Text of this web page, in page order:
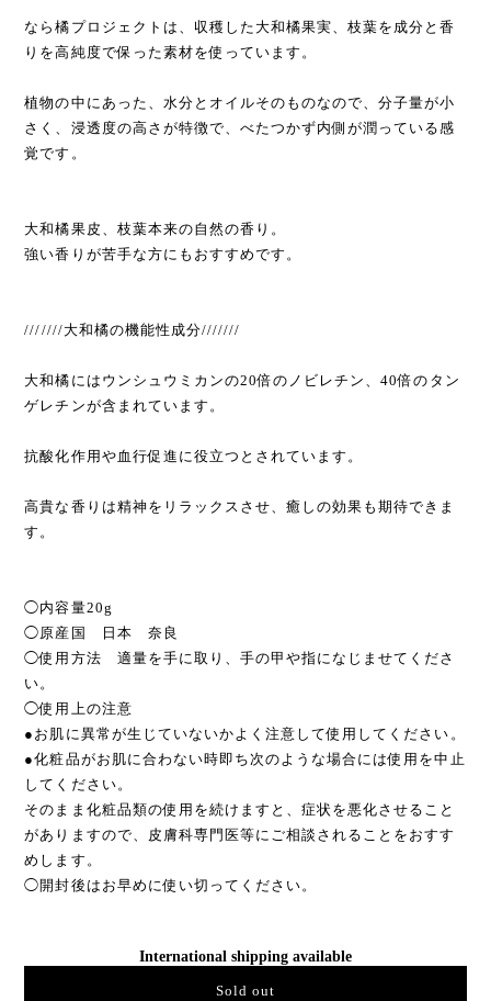
なら橘プロジェクトは、収穫した大和橘果実、枝葉を成分と香
りを高純度で保った素材を使っています。
植物の中にあった、水分とオイルそのものなので、分子量が小
さく、浸透度の高さが特徴で、べたつかず内側が潤っている感
覚です。
大和橘果皮、枝葉本来の自然の香り。
強い香りが苦手な方にもおすすめです。
///////大和橘の機能性成分///////
大和橘にはウンシュウミカンの20倍のノビレチン、40倍のタン
ゲレチンが含まれています。
抗酸化作用や血行促進に役立つとされています。
高貴な香りは精神をリラックスさせ、癒しの効果も期待できま
す。
◯内容量20g
◯原産国 日本 奈良
◯使用方法 適量を手に取り、手の甲や指になじませてくださ
い。
◯使用上の注意
●お肌に異常が生じていないかよく注意して使用してください。
●化粧品がお肌に合わない時即ち次のような場合には使用を中止
してください。
そのまま化粧品類の使用を続けますと、症状を悪化させること
がありますので、皮膚科専門医等にご相談されることをおすす
めします。
◯開封後はお早めに使い切ってください。
International shipping available
Sold out